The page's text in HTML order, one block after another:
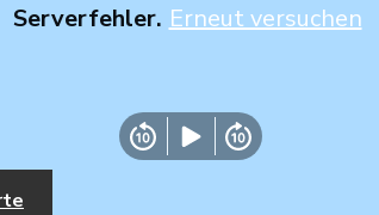
Serverfehler. Erneut versuchen